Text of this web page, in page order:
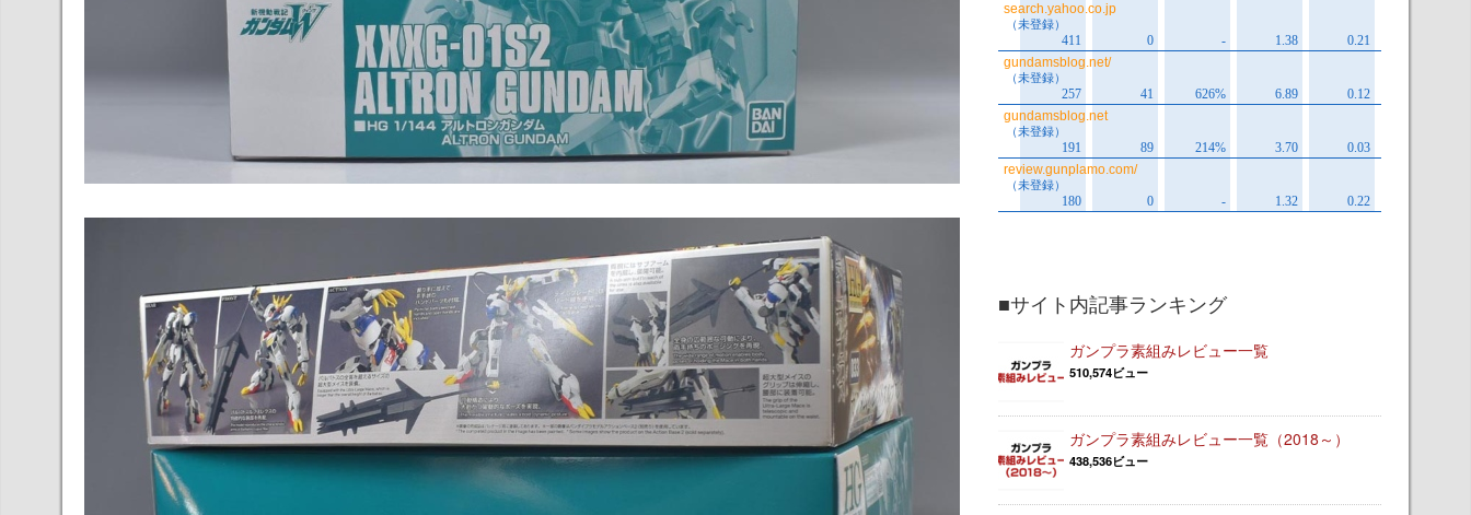
■サイト内記事ランキング
ガンプラ素組みレビュー一覧
510,574ビュー
ガンプラ素組みレビュー一覧（2018～）
438,536ビュー